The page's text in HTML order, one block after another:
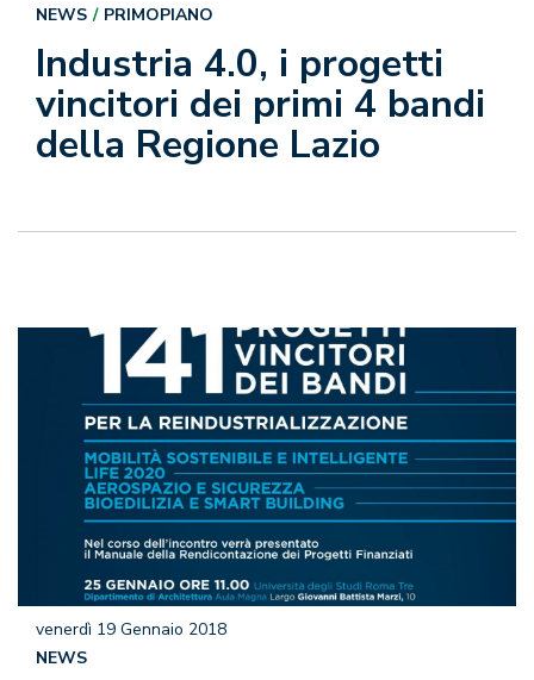
Industria 4.0, i progetti
vincitori dei primi 4 bandi
della Regione Lazio
NEWS
PRIMOPIANO
venerdì 19 Gennaio 2018
NEWS